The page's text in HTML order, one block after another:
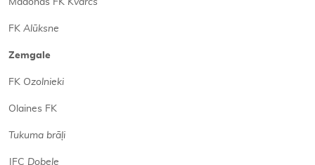
Madonas FK Kvarcs
FK Alūksne
Zemgale
FK Ozolnieki
Olaines FK
Tukuma brāļi
JFC Dobele